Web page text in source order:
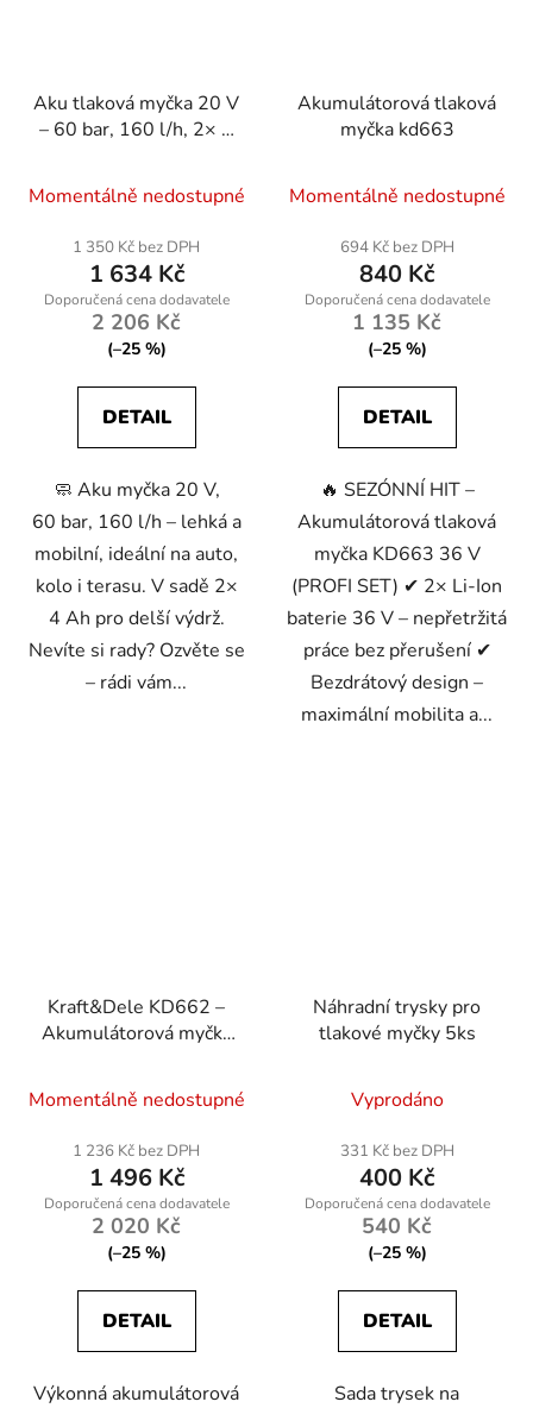
Aku tlaková myčka 20 V
– 60 bar, 160 l/h, 2× 4
hodnocení
produktu
je
4,9
z
Momentálně nedostupné
1 350 Kč bez DPH
1 634 Kč
2 206 Kč
(–25 %)
DETAIL
🧼 Aku myčka 20 V,
60 bar, 160 l/h – lehká a
mobilní, ideální na auto,
kolo i terasu. V sadě 2×
4 Ah pro delší výdrž.
Nevíte si rady? Ozvěte se
– rádi vám...
Akumulátorová tlaková
myčka kd663
Momentálně nedostupné
694 Kč bez DPH
840 Kč
1 135 Kč
(–25 %)
DETAIL
🔥 SEZÓNNÍ HIT –
Akumulátorová tlaková
myčka KD663 36 V
(PROFI SET) ✔ 2× Li-Ion
baterie 36 V – nepřetržitá
práce bez přerušení ✔
Bezdrátový design –
maximální mobilita a...
Kraft&Dele KD662 –
Akumulátorová myčka
SET)
hodnocení
produktu
je
5,0
z
Momentálně nedostupné
1 236 Kč bez DPH
1 496 Kč
2 020 Kč
(–25 %)
DETAIL
Výkonná akumulátorová
Náhradní trysky pro
tlakové myčky 5ks
hodnocení
produktu
je
5,0
z
Vyprodáno
331 Kč bez DPH
400 Kč
540 Kč
(–25 %)
DETAIL
Sada trysek na